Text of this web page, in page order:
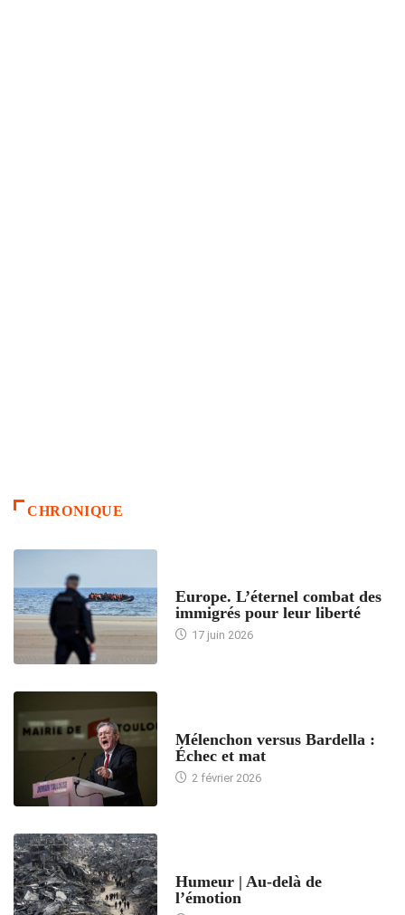
CHRONIQUE
Europe. L’éternel combat des
immigrés pour leur liberté
17 juin 2026
Mélenchon versus Bardella :
Échec et mat
2 février 2026
Humeur | Au-delà de
l’émotion